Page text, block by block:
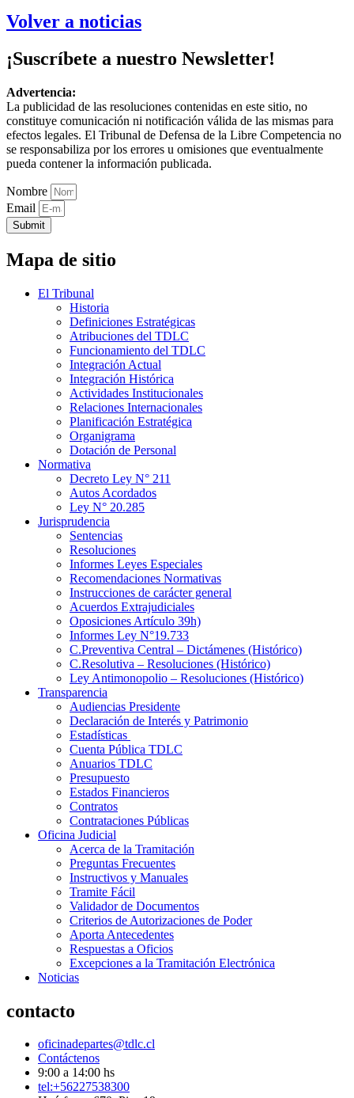
Volver a noticias
¡Suscríbete a nuestro Newsletter!
Advertencia:
La publicidad de las resoluciones contenidas en este sitio, no
constituye comunicación ni notificación válida de las mismas para
efectos legales. El Tribunal de Defensa de la Libre Competencia no
se responsabiliza por los errores u omisiones que eventualmente
pueda contener la información publicada.
Nombre
Email
Submit
Mapa de sitio
El Tribunal
Historia
Definiciones Estratégicas
Atribuciones del TDLC
Funcionamiento del TDLC
Integración Actual
Integración Histórica
Actividades Institucionales
Relaciones Internacionales
Planificación Estratégica
Organigrama
Dotación de Personal
Normativa
Decreto Ley N° 211
Autos Acordados
Ley N° 20.285
Jurisprudencia
Sentencias
Resoluciones
Informes Leyes Especiales
Recomendaciones Normativas
Instrucciones de carácter general
Acuerdos Extrajudiciales
Oposiciones Artículo 39h)
Informes Ley N°19.733
C.Preventiva Central – Dictámenes (Histórico)
C.Resolutiva – Resoluciones (Histórico)
Ley Antimonopolio – Resoluciones (Histórico)
Transparencia
Audiencias Presidente
Declaración de Interés y Patrimonio
Estadísticas
Cuenta Pública TDLC
Anuarios TDLC
Presupuesto
Estados Financieros
Contratos
Contrataciones Públicas
Oficina Judicial
Acerca de la Tramitación
Preguntas Frecuentes
Instructivos y Manuales
Tramite Fácil
Validador de Documentos
Criterios de Autorizaciones de Poder
Aporta Antecedentes
Respuestas a Oficios
Excepciones a la Tramitación Electrónica
Noticias
contacto
oficinadepartes@tdlc.cl
Contáctenos
9:00 a 14:00 hs
tel:+56227538300